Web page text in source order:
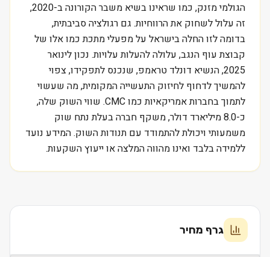
הגולמי מזנק, כמו שראינו בשיא משבר הקורונה ב-2020,
זה עלול לשחוק את הרווחיות. גם רגולציה סביבתית,
בדומה לזו החלה בישראל על מפעלי מתכת כמו אלו של
קבוצת עוף הנגב, עלולה להעלות עלויות. נכון לינואר
2025, הנשיא דונלד טראמפ, שנכנס לתפקידו, צפוי
להמשיך לדחוף לחיזוק התעשייה המקומית, מה שעשוי
לתמוך בחברות אמריקאיות כמו CMC. שווי השוק שלה,
כ-8.0 מיליארד דולר, משקף חברה בעלת נתח שוק
משמעותי ויכולת להתמודד עם תנודות השוק. המידע נועד
ללמידה בלבד ואינו מהווה המלצה או ייעוץ השקעות.
גרף מחיר